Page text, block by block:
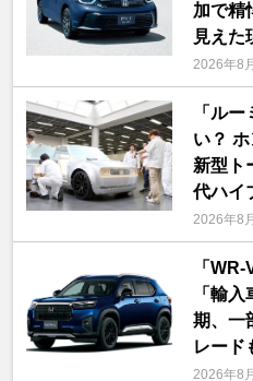
加で精
見えた
2026年8
「ル
い？
新型ト
代ハイ
2026年8
「
「輸
期、一
レード
2026年8